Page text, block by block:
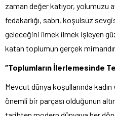
zaman değer katıyor, yolumuzu
fedakarlığı, sabrı, koşulsuz
geleceğini ilmek ilmek işleyen
katan toplumun gerçek
“Toplumların İlerlemesinde
Mevcut dünya koşullarında kadın
önemli bir parçası olduğunun